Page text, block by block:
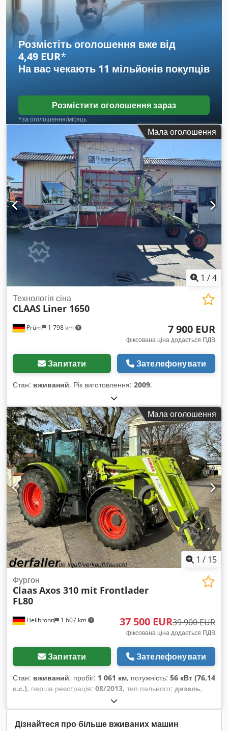
Розмістіть оголошення вже від
4,49 EUR*
На вас чекають 11 мільйонів покупців
Розмістити оголошення зараз
*за оголошення/місяць
Мала оголошення
1 /4
Prüm 1 798 km
Технологія сіна
CLAAS Liner 1650
7 900 EUR
фіксована ціна додається ПДВ
Запитати Зателефонувати
Стан: вживаний, Рік виготовлення: 2009,
Мала оголошення
1 / 15
Heilbronn 1 607 km
Фургон
ClaasAxos 310 mit Frontlader
FL80
37 500 EUR39 900 EUR
фіксована ціна додається ПДВ
Запитати Зателефонувати
Стан: вживаний, пробіг: 1 061 км, потужність: 56 кВт (76,14
к.с.), перша реєстрація: 08/2013, тип пального: дизель,
, колір:зелений
механічний, підвіска:інше, кількість місць:2, мотогодини:
1 061 h, Обладнання:кабіна, повний привід,
Дізнайтеся про більше вживаних машин